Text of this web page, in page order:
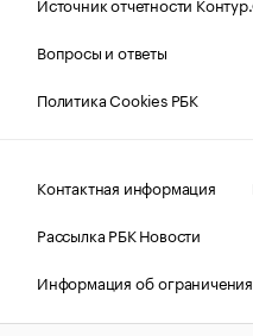
Вопросы и ответы
Политика Cookies РБК
Контактная информация
Рассылка РБК Новости
Информация об
Правовая информация
О